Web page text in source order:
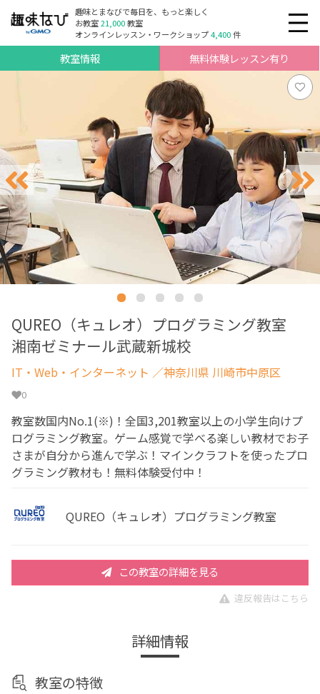
趣味とまなびで毎日を、もっと楽しく
お教室21,000教室
オンラインレッスン・ワークショップ4,400件
教室情報 無料体験レッスン有り
QUREO（キュレオ）プログラミング教室
湘南ゼミナール武蔵新城校
IT・Web・インターネット ／神奈川県 川崎市中原区
0
教室数国内No.1(※)！全国3,201教室以上の小学生向けプ
ログラミング教室。ゲーム感覚で学べる楽しい教材でお子
さまが自分から進んで学ぶ！マインクラフトを使ったプロ
グラミング教材も！無料体験受付中！
QUREO（キュレオ）プログラミング教室
この教室の詳細を見る
違反報告はこちら
詳細情報
教室の特徴